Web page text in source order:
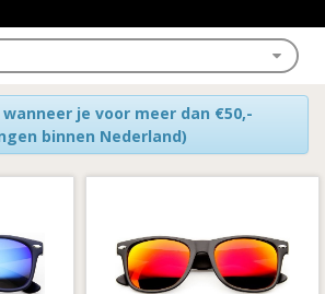
je voor meer dan €50,-
binnen Nederland)